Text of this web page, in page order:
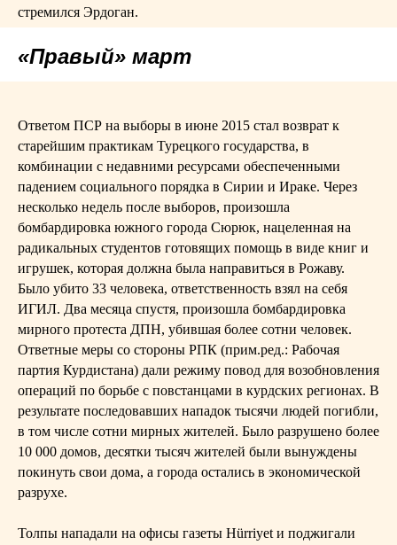
стремился Эрдоган.
«Правый» март
Ответом ПСР на выборы в июне 2015 стал возврат к
старейшим практикам Турецкого государства, в
комбинации с недавними ресурсами обеспеченными
падением социального порядка в Сирии и Ираке. Через
несколько недель после выборов, произошла
бомбардировка южного города Сюрюк, нацеленная на
радикальных студентов готовящих помощь в виде книг и
игрушек, которая должна была направиться в Рожаву.
Было убито 33 человека, ответственность взял на себя
ИГИЛ. Два месяца спустя, произошла бомбардировка
мирного протеста ДПН, убившая более сотни человек.
Ответные меры со стороны РПК (прим.ред.: Рабочая
партия Курдистана) дали режиму повод для возобновления
операций по борьбе с повстанцами в курдских регионах. В
результате последовавших нападок тысячи людей погибли,
в том числе сотни мирных жителей. Было разрушено более
10 000 домов, десятки тысяч жителей были вынуждены
покинуть свои дома, а города остались в экономической
разрухе.
Толпы нападали на офисы газеты Hürriyet и поджигали